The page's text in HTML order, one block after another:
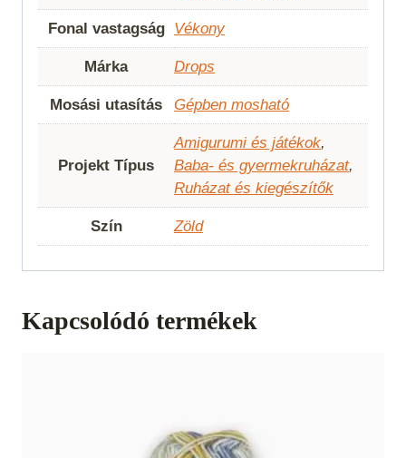
Fonal vastagság Vékony
Márka Drops
Mosási utasítás Gépben mosható
Projekt Típus
Amigurumi és játékok,
Baba- és gyermekruházat,
Ruházat és kiegészítők
Szín Zöld
Kapcsolódó termékek